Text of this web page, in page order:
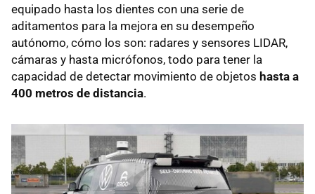
equipado hasta los dientes con una serie de
aditamentos para la mejora en su desempeño
autónomo, cómo los son: radares y sensores LIDAR,
cámaras y hasta micrófonos, todo para tener la
capacidad de detectar movimiento de objetos hasta a
400 metros de distancia.